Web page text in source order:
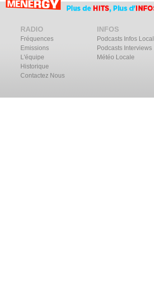
RADIO
Fréquences
Emissions
L'équipe
Historique
Contactez Nous
INFOS
Podcasts Infos
Podcasts Interviews
Météo Locale